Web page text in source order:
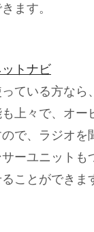
ます。
トナビ
っている方な
上々で、オ
で、ラジオを
ーユニット
ことができま